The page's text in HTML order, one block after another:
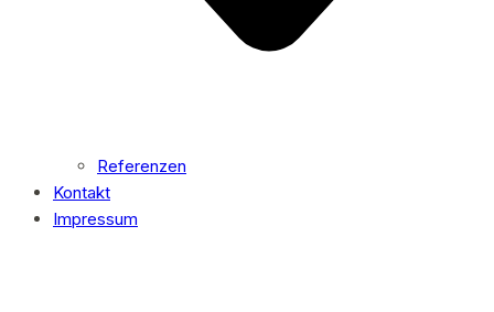
Referenzen
Kontakt
Impressum